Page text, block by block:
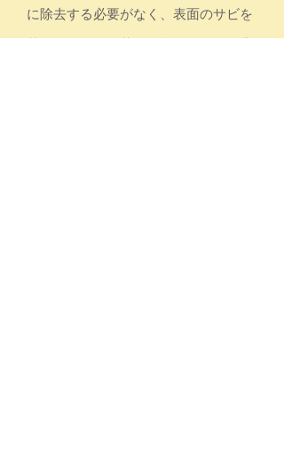
に除去する必要がなく、表面のサビを